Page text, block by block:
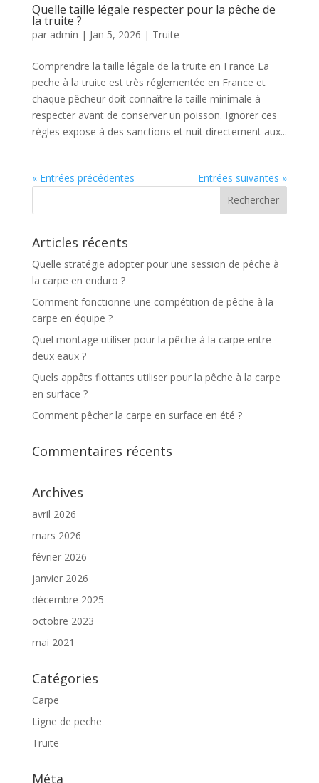
Quelle taille légale respecter pour la pêche de
la truite ?
par admin | Jan 5, 2026 | Truite
Comprendre la taille légale de la truite en France La
peche à la truite est très réglementée en France et
chaque pêcheur doit connaître la taille minimale à
respecter avant de conserver un poisson. Ignorer ces
règles expose à des sanctions et nuit directement aux...
« Entrées précédentes Entrées suivantes »
Articles récents
Quelle stratégie adopter pour une session de pêche à
la carpe en enduro ?
Comment fonctionne une compétition de pêche à la
carpe en équipe ?
Quel montage utiliser pour la pêche à la carpe entre
deux eaux ?
Quels appâts flottants utiliser pour la pêche à la carpe
en surface ?
Comment pêcher la carpe en surface en été ?
Commentaires récents
Archives
avril 2026
mars 2026
février 2026
janvier 2026
décembre 2025
octobre 2023
mai 2021
Catégories
Carpe
Ligne de peche
Truite
Méta